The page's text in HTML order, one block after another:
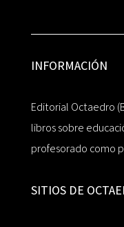
INFORMACIÓN
Editorial Octaedro
libros sobre
profesorado como
SITIOS DE